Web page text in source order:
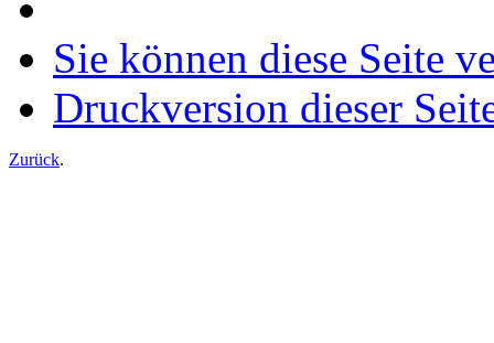
Sie können diese Seite
Druckversion dieser
Zurück.